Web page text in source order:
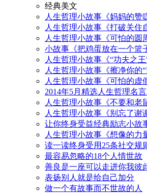
经典美文
人生哲理小故事《妈妈的赞
人生哲理小故事《打破关住
人生哲理小故事《可怕的圆
小故事《把鸡蛋放在一个篮
人生哲理小故事《“功夫之王
人生哲理小故事《擦净你的“
人生哲理小故事《可怕的虚
2014年5月精选人生哲理名
人生哲理小故事《不要和老
人生哲理小故事《别忘了谢
让你终身受益经典励志小故
人生哲理小故事《想像的力
读一读终身受用25条社交规
最容易忽略的18个人情世故
善良是一座可以走进你我彼
表扬别人就是给自己加分
做一个有故事而不世故的人